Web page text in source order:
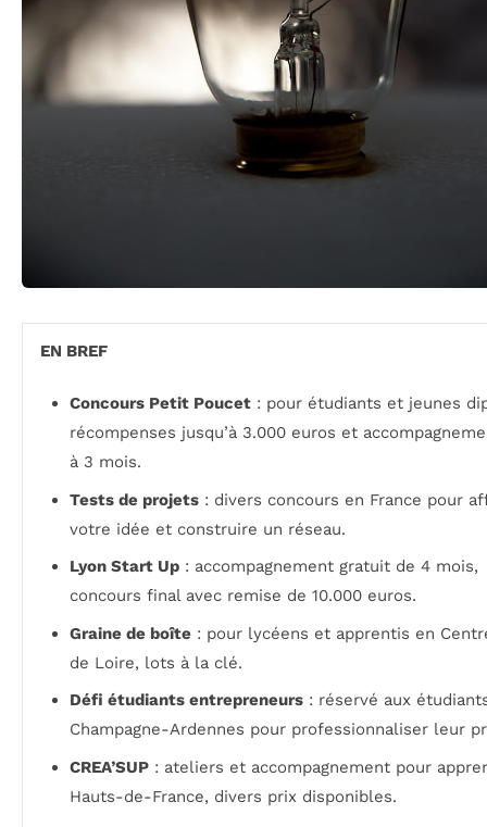
EN BREF
Concours Petit Poucet : pour étudiants et jeunes
récompenses jusqu’à 3.000 euros et
à 3 mois.
Tests de projets : divers concours en France pour
votre idée et construire un réseau.
Lyon Start Up : accompagnement gratuit de 4 mois,
concours final avec remise de 10.000 euros.
Graine de boîte : pour lycéens et apprentis en
de Loire, lots à la clé.
Défi étudiants entrepreneurs : réservé aux
Champagne-Ardennes pour professionnaliser leur
CREA’SUP : ateliers et accompagnement pour
Hauts-de-France, divers prix disponibles.